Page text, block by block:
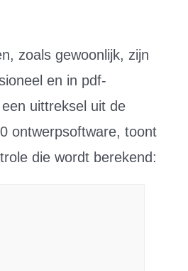
zoals gewoonlijk, zijn
en in pdf-
uittreksel uit de
ontwerpsoftware, toont
die wordt berekend: